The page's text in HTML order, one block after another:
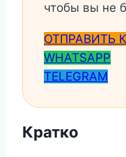
чтобы вы не
ОТПРАВИТЬ
WHATSAPP
TELEGRAM
Кратко